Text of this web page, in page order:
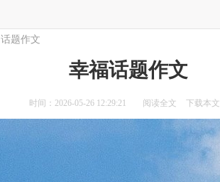
话题作文
幸福话题作文
时间：2026-05-26 12:29:21 阅读全文 下载本文